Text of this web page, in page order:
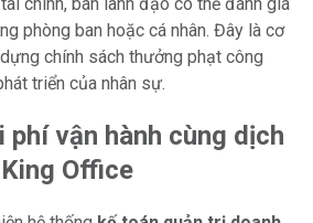
phòng ban hoặc cá nhân. Đây là cơ
chính sách thưởng phạt công
triển của nhân sự.
phí vận hành cùng dịch
Office